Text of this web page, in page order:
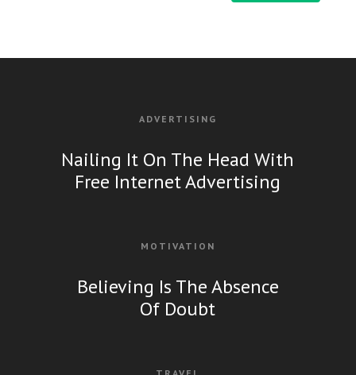
ADVERTISING
Nailing It On The Head With
Free Internet Advertising
MOTIVATION
Believing Is The Absence
Of Doubt